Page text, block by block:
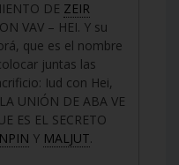
DE ZEIR
VAV – HEI. Y su
que es el nombre
juntas las
Iud con Hei,
UNIÓN DE ABA VE
ES EL SECRETO
Y MALJUT.